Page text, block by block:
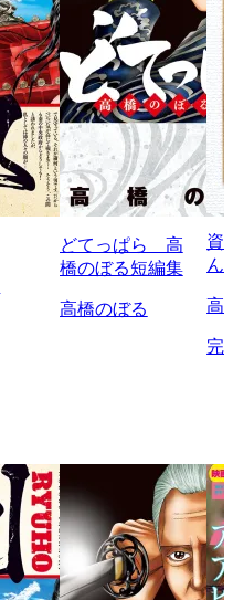
どてっぱら 高
橋のぼる短編集
高橋のぼる
資
ん
高
完